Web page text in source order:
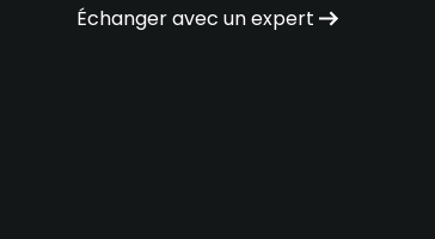
Échanger avec un expert